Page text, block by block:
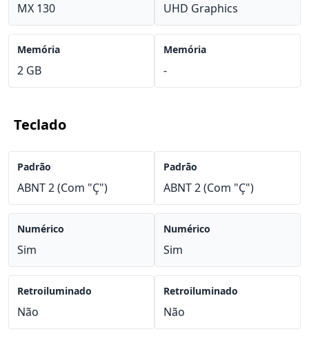
MX 130
Memória
2 GB
UHD Graphics
Memória
-
Teclado
Padrão
ABNT 2 (Com "Ç")
Numérico
Sim
Retroiluminado
Não
Padrão
ABNT 2 (Com "Ç")
Numérico
Sim
Retroiluminado
Não